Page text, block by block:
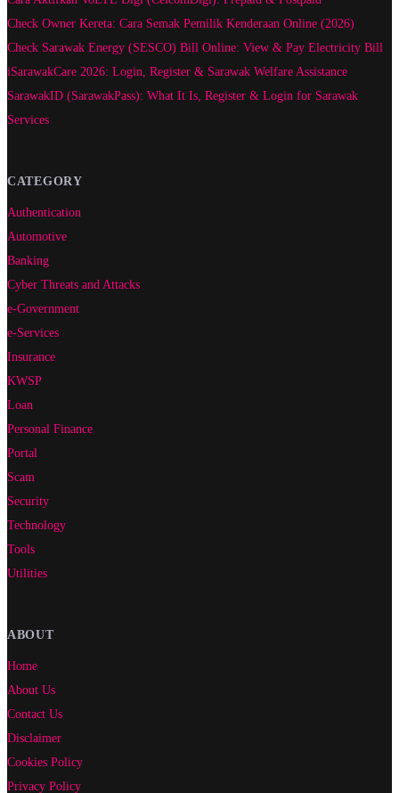
Check Owner Kereta: Cara Semak Pemilik Kenderaan Online (2026)
Check Sarawak Energy (SESCO) Bill Online: View & Pay Electricity Bill
iSarawakCare 2026: Login, Register & Sarawak Welfare Assistance
SarawakID (SarawakPass): What It Is, Register & Login for Sarawak
Services
CATEGORY
Authentication
Automotive
Banking
Cyber Threats and Attacks
e-Government
e-Services
Insurance
KWSP
Loan
Personal Finance
Portal
Scam
Security
Technology
Tools
Utilities
ABOUT
Home
About Us
Contact Us
Disclaimer
Cookies Policy
Privacy Policy